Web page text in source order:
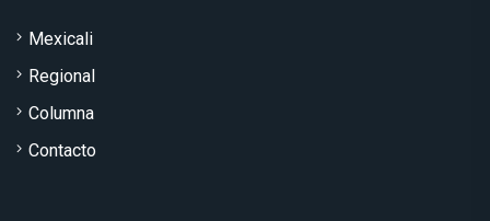
Mexicali
Regional
Columna
Contacto